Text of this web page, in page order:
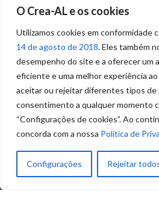
O Crea-AL e os cookies
Utilizamos cookies em conformidade
14 de agosto de 2018. Eles também
desempenho do site e a oferecer um
eficiente e uma melhor experiência
aceitar ou rejeitar diferentes tipos de
consentimento a qualquer momento
“Configurações de cookies”. Ao
concorda com a nossa Política de
Configurações Rejeitar
Portal
Acesso à
Informação
Política de
Privacidade de
Ouvidoria
(82) 2123 0864
ouvidoria@crea-al.org.br
Fale Conosco